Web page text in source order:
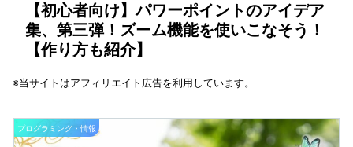
【初心者向け】パワーポイントのアイデア
集、第三弾！ズーム機能を使いこなそう！
【作り方も紹介】
※当サイトはアフィリエイト広告を利用しています。
プログラミング・情報